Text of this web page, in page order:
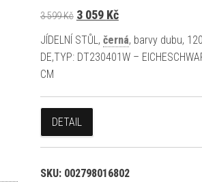
3 599Kč Původní cena byla: 3 599
3 059 KčAktuální cena je: 3
JÍDELNÍ STŮL, černá, barvy dubu,
DE,TYP: DT230401W –
CM
DETAIL
SKU: 002798016802